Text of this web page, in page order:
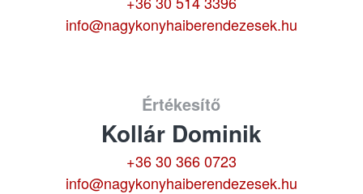
info@nagykonyhaiberendezesek.hu
Értékesítő
Kollár Dominik
+36 30 366 0723
info@nagykonyhaiberendezesek.hu